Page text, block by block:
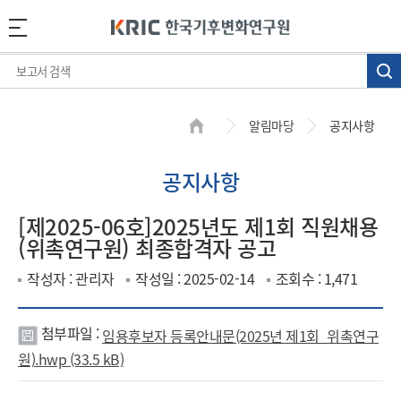
알림마당 공지사항
공지사항
[제2025-06호]2025년도 제1회 직원채용
(위촉연구원) 최종합격자 공고
작성자 : 관리자 작성일 : 2025-02-14 조회수 : 1,471
첨
부
첨부파일 :임용후보자 등록안내문(2025년 제1회_위촉연구
원).hwp (33.5 kB)